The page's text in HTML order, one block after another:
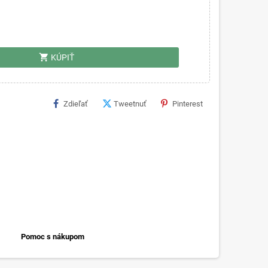
shopping_cart KÚPIŤ
Zdieľať Tweetnuť Pinterest
Pomoc s nákupom